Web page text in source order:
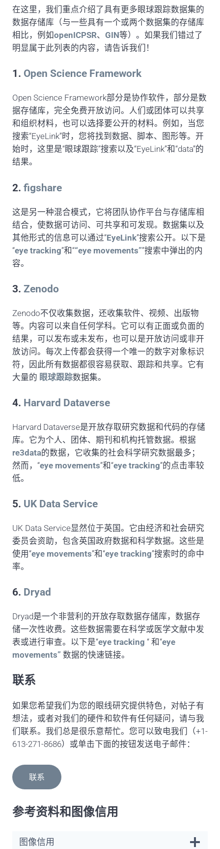
在这里，我们重点介绍了具有更多眼球跟踪数据集的
数据存储库（与一些具有一个或两个数据集的存储库
相比，例如openICPSR、 GIN等）。如果我们错过了
明显属于此列表的内容，请告诉我们！
1. Open Science Framework
Open Science Framework部分是协作软件，部分是数
据存储库，完全免费开放访问。人们或团体可以共享
和组织材料，也可以选择要公开的材料。例如，当您
搜索“EyeLink”时，您将找到数据、脚本、图形等。开
始时，这里是“眼球跟踪”搜索以及“EyeLink”和“data”的
结果。
2. figshare
这是另一种混合模式，它将团队协作平台与存储库相
结合，使数据可访问、可共享和可发现。数据集以及
其他形式的信息可以通过“EyeLink”搜索公开。以下是
“eye tracking”和““eye movements””搜索中弹出的内
容。
3. Zenodo
Zenodo不仅收集数据，还收集软件、视频、出版物
等。内容可以来自任何学科。它可以有正面或负面的
结果，可以发布或未发布，也可以是开放访问或非开
放访问。每次上传都会获得一个唯一的数字对象标识
符，因此所有数据都很容易获取、跟踪和共享。它有
大量的 眼球跟踪数据集。
4. Harvard Dataverse
Harvard Dataverse是开放存取研究数据和代码的存储
库。它为个人、团体、期刊和机构托管数据。根据
re3data的数据，它收集的社会科学研究数据最多；
然而，“eye movements”和“eye tracking”的点击率较
低。
5. UK Data Service
UK Data Service显然位于英国。它由经济和社会研究
委员会资助，包含英国政府数据和科学数据。这些是
使用“eye movements”和“eye tracking”搜索时的命中
率。
6. Dryad
Dryad是一个非营利的开放存取数据存储库，数据存
储一次性收费。这些数据需要在科学或医学文献中发
表或进行审查。以下是“eye tracking “ 和“eye
movements” 数据的快速链接。
联系
如果您希望我们为您的眼线研究提供特色，对帖子有
想法，或者对我们的硬件和软件有任何疑问，请与我
们联系。我们总是很乐意帮忙。您可以致电我们（+1-
613-271-8686）或单击下面的按钮发送电子邮件：
联系
参考资料和图像信用
图像信用